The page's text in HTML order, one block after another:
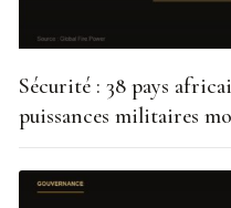
Sécurité : 38 pays
puissances militaires